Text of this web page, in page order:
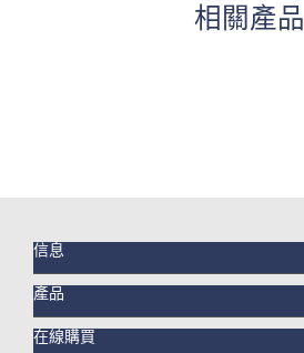
相關產品
信息
產品
在線購買